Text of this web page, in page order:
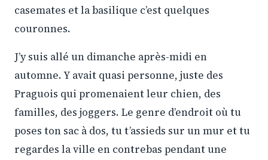
casemates et la basilique c’est quelques
couronnes.
J’y suis allé un dimanche après-midi en
automne. Y avait quasi personne, juste des
Praguois qui promenaient leur chien, des
familles, des joggers. Le genre d’endroit où tu
poses ton sac à dos, tu t’assieds sur un mur et tu
regardes la ville en contrebas pendant une